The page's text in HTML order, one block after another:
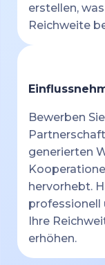
erstellen,
Reichweite
Bewerben
generierten
hervorhebt.
professionell
Ihre
erhöhen.